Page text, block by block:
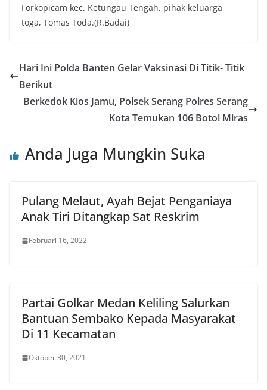
Forkopicam kec. Ketungau Tengah, pihak keluarga,
toga, Tomas Toda.(R.Badai)
Hari Ini Polda Banten Gelar Vaksinasi Di Titik- Titik
Berikut
Berkedok Kios Jamu, Polsek Serang Polres Serang
Kota Temukan 106 Botol Miras
Anda Juga Mungkin Suka
Pulang Melaut, Ayah Bejat Penganiaya
Anak Tiri Ditangkap Sat Reskrim
Februari 16, 2022
Partai Golkar Medan Keliling Salurkan
Bantuan Sembako Kepada Masyarakat
Di 11 Kecamatan
Oktober 30, 2021